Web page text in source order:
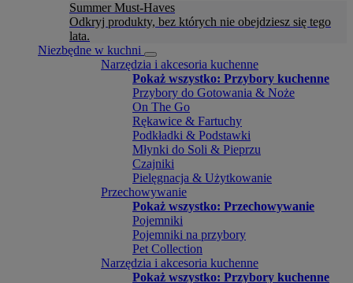
Summer Must-Haves
Odkryj produkty, bez których nie obejdziesz się tego
lata.
Niezbędne w kuchni
Narzędzia i akcesoria kuchenne
Pokaż wszystko: Przybory kuchenne
Przybory do Gotowania & Noże
On The Go
Rękawice & Fartuchy
Podkładki & Podstawki
Młynki do Soli & Pieprzu
Czajniki
Pielęgnacja & Użytkowanie
Przechowywanie
Pokaż wszystko: Przechowywanie
Pojemniki
Pojemniki na przybory
Pet Collection
Narzędzia i akcesoria kuchenne
Pokaż wszystko: Przybory kuchenne